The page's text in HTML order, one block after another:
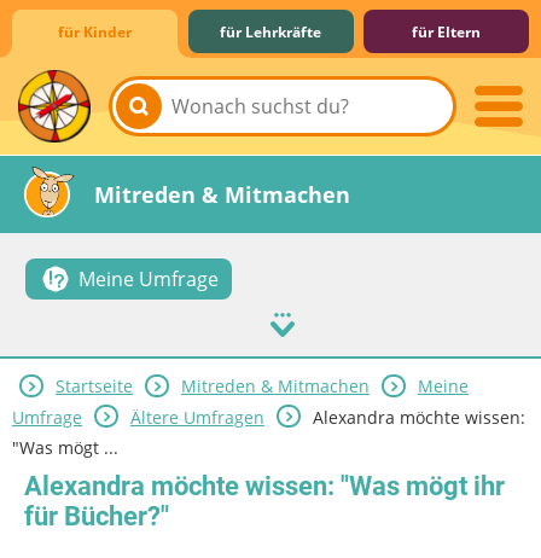
für Kinder für Lehrkräfte für Eltern
Lernen & Schule
Hobby & Freizeit
Spiel & Spaß
Mitreden & Mitmachen
Meine Umfrage
Startseite Mitreden & Mitmachen
Meine
Umfrage
Ältere Umfragen
Alexandra möchte wissen:
"Was mögt ...
Alexandra möchte wissen: "Was mögt ihr
für Bücher?"